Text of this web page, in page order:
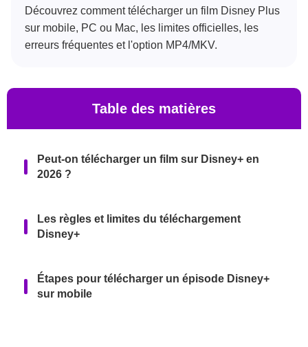
Découvrez comment télécharger un film Disney Plus
sur mobile, PC ou Mac, les limites officielles, les
erreurs fréquentes et l'option MP4/MKV.
Table des matières
Peut-on télécharger un film sur Disney+ en
2026 ?
Les règles et limites du téléchargement
Disney+
Étapes pour télécharger un épisode Disney+
sur mobile